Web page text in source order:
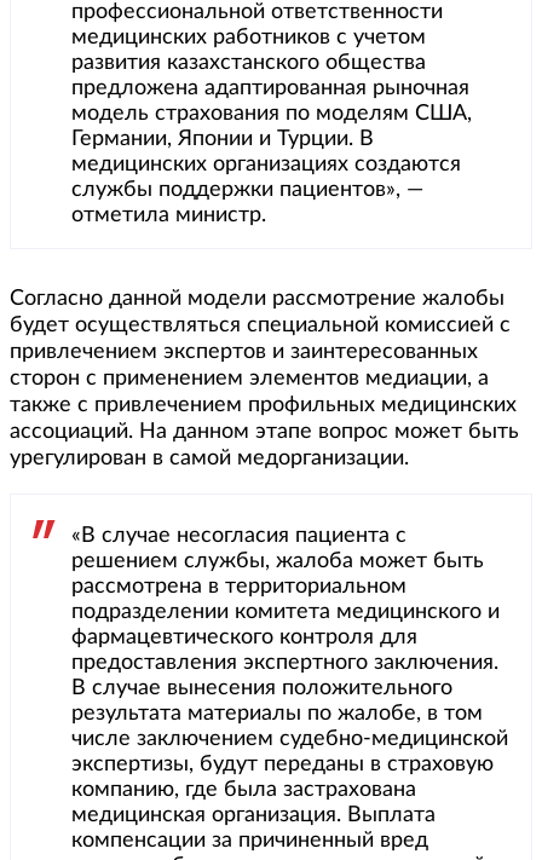
профессиональной ответственности
медицинских работников с учетом
развития казахстанского общества
предложена адаптированная рыночная
модель страхования по моделям США,
Германии, Японии и Турции. В
медицинских организациях создаются
службы поддержки пациентов», —
отметила министр.
Согласно данной модели рассмотрение жалобы
будет осуществляться специальной комиссией с
привлечением экспертов и заинтересованных
сторон с применением элементов медиации, а
также с привлечением профильных медицинских
ассоциаций. На данном этапе вопрос может быть
урегулирован в самой медорганизации.
«В случае несогласия пациента с
решением службы, жалоба может быть
рассмотрена в территориальном
подразделении комитета медицинского и
фармацевтического контроля для
предоставления экспертного заключения.
В случае вынесения положительного
результата материалы по жалобе, в том
числе заключением судебно-медицинской
экспертизы, будут переданы в страховую
компанию, где была застрахована
медицинская организация. Выплата
компенсации за причиненный вред